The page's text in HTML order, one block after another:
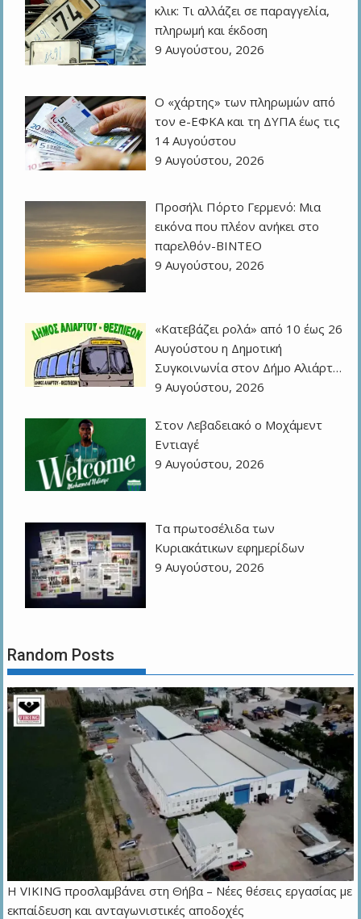
κλικ: Τι αλλάζει σε παραγγελία,
πληρωμή και έκδοση
9 Αυγούστου, 2026
Ο «χάρτης» των πληρωμών από
τον e-ΕΦΚΑ και τη ΔΥΠΑ έως τις
14 Αυγούστου
9 Αυγούστου, 2026
Προσήλι Πόρτο Γερμενό: Μια
εικόνα που πλέον ανήκει στο
παρελθόν-ΒΙΝΤΕΟ
9 Αυγούστου, 2026
«Κατεβάζει ρολά» από 10 έως 26
Αυγούστου η Δημοτική
Συγκοινωνία στον Δήμο Αλιάρτ…
9 Αυγούστου, 2026
Στον Λεβαδειακό ο Μοχάμεντ
Εντιαγέ
9 Αυγούστου, 2026
Τα πρωτοσέλιδα των
Kυριακάτικων εφημερίδων
9 Αυγούστου, 2026
Random Posts
Η VIKING προσλαμβάνει στη Θήβα – Νέες θέσεις εργασίας με
εκπαίδευση και ανταγωνιστικές αποδοχές